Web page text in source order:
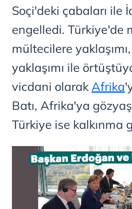
Soçi'deki çabaları ile
engelledi. Türkiye'de
mültecilere
yaklaşımı ile
vicdani olarak Afrika
Batı, Afrika'ya
Türkiye ise kalkınma